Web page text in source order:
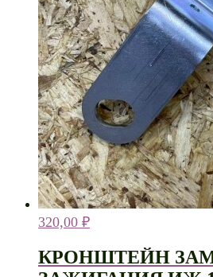
320,00 ₽
КРОНШТЕЙН